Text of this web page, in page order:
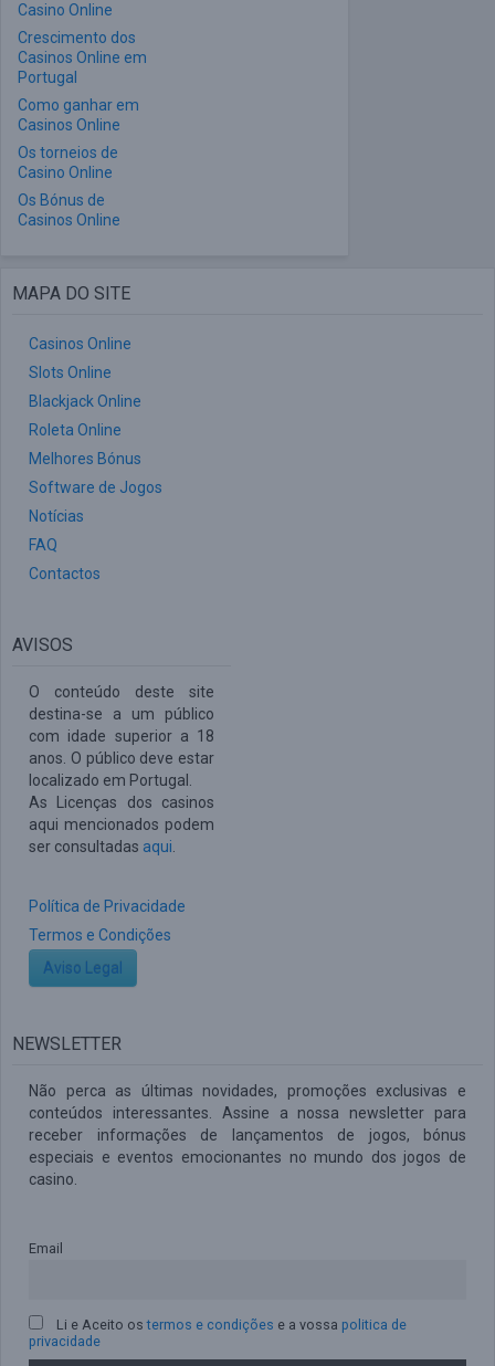
Casino Online
Crescimento dos
Casinos Online em
Portugal
Como ganhar em
Casinos Online
Os torneios de
Casino Online
Os Bónus de
Casinos Online
MAPA DO SITE
Casinos Online
Slots Online
Blackjack Online
Roleta Online
Melhores Bónus
Software de Jogos
Notícias
FAQ
Contactos
AVISOS
O conteúdo deste site
destina-se a um público
com idade superior a 18
anos. O público deve estar
localizado em Portugal.
As Licenças dos casinos
aqui mencionados podem
ser consultadas aqui
Política de Privacidade
Termos e Condições
Aviso Legal
NEWSLETTER
Não perca as últimas novidades, promoções exclusivas e
conteúdos interessantes. Assine a nossa newsletter para
receber informações de lançamentos de jogos, bónus
especiais e eventos emocionantes no mundo dos jogos de
casino.
Email
Li e Aceito ostermos e condições e a vossa politica de
privacidade